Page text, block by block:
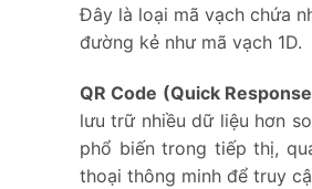
Đây là loại mã vạch chứa
đường kẻ như mã vạch 1D.
QR Code (Quick
lưu trữ nhiều dữ liệu hơn
phổ biến trong tiếp thị,
thoại thông minh để truy